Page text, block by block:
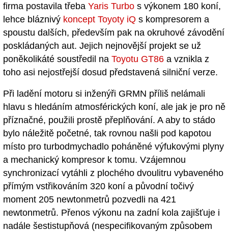
firma postavila třeba Yaris Turbo s výkonem 180 koní,
lehce bláznivý koncept Toyoty iQ s kompresorem a
spoustu dalších, především pak na okruhové závodění
poskládaných aut. Jejich nejnovější projekt se už
poněkolikáté soustředil na Toyotu GT86 a vznikla z
toho asi nejostřejší dosud představená silniční verze.
Při ladění motoru si inženýři GRMN příliš nelámali
hlavu s hledáním atmosférických koní, ale jak je pro ně
příznačné, použili prostě přeplňování. A aby to stádo
bylo náležitě početné, tak rovnou našli pod kapotou
místo pro turbodmychadlo poháněné výfukovými plyny
a mechanický kompresor k tomu. Vzájemnou
synchronizací vytáhli z plochého dvoulitru vybaveného
přímým vstřikováním 320 koní a původní točivý
moment 205 newtonmetrů pozvedli na 421
newtonmetrů. Přenos výkonu na zadní kola zajišťuje i
nadále šestistupňová (nespecifikovaným způsobem